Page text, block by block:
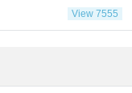
View 7555